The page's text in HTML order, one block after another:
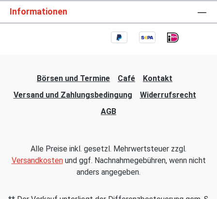
Informationen
Börsen und Termine Café
Kontakt
Versand und Zahlungsbedingung
Widerrufsrecht
AGB
Alle Preise inkl. gesetzl. Mehrwertsteuer zzgl.
Versandkostenund ggf. Nachnahmegebühren, wenn nicht
anders angegeben.